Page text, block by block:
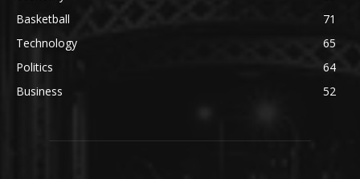
Basketball
71
Technology
65
Politics
64
Business
52